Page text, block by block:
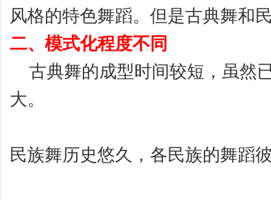
风格的特色舞蹈。但是古典舞和
二、模式化程度不同
古典舞的成型时间较短，虽然
大。
民族舞历史悠久，各民族的舞蹈